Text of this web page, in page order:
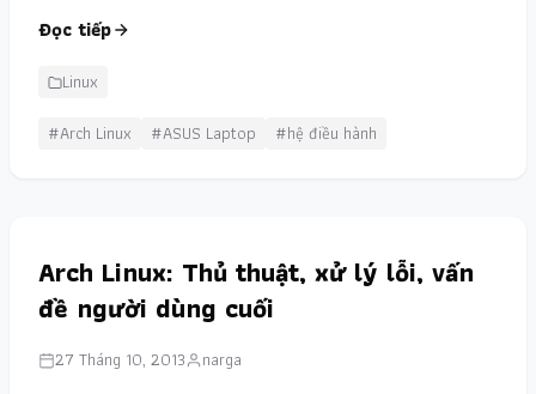
Đọc tiếp
Linux
#Arch Linux
#ASUS Laptop #hệ điều hành
Arch Linux: Thủ thuật, xử lý lỗi, vấn
đề người dùng cuối
27 Tháng 10, 2013 narga